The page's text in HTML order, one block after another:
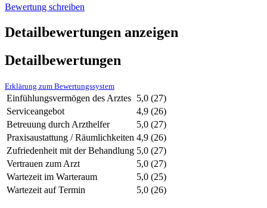
Bewertung schreiben
Detailbewertungen anzeigen
Detailbewertungen
Erklärung zum Bewertungssystem
Einfühlungsvermögen des Arztes 5,0 (27)
Serviceangebot
4,9 (26)
Betreuung durch Arzthelfer
5,0 (27)
Praxisaustattung / Räumlichkeiten 4,9 (26)
Zufriedenheit mit der Behandlung 5,0 (27)
Vertrauen zum Arzt
5,0 (27)
Wartezeit im Warteraum
5,0 (25)
Wartezeit auf Termin
5,0 (26)